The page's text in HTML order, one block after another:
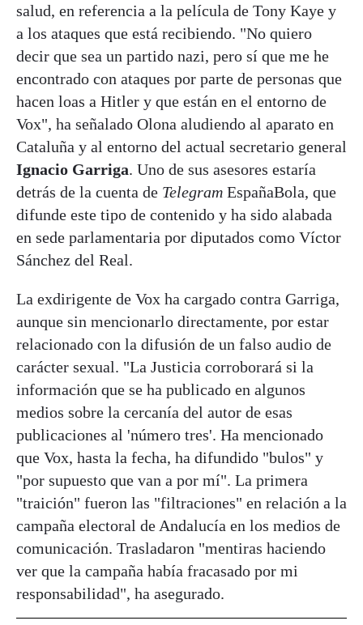
salud, en referencia a la película de Tony Kaye y
a los ataques que está recibiendo. "No quiero
decir que sea un partido nazi, pero sí que me he
encontrado con ataques por parte de personas que
hacen loas a Hitler y que están en el entorno de
Vox", ha señalado Olona aludiendo al aparato en
Cataluña y al entorno del actual secretario general
Ignacio Garriga. Uno de sus asesores estaría
detrás de la cuenta de Telegram EspañaBola, que
difunde este tipo de contenido y ha sido alabada
en sede parlamentaria por diputados como Víctor
Sánchez del Real.
La exdirigente de Vox ha cargado contra Garriga,
aunque sin mencionarlo directamente, por estar
relacionado con la difusión de un falso audio de
carácter sexual. "La Justicia corroborará si la
información que se ha publicado en algunos
medios sobre la cercanía del autor de esas
publicaciones al 'número tres'. Ha mencionado
que Vox, hasta la fecha, ha difundido "bulos" y
"por supuesto que van a por mí". La primera
"traición" fueron las "filtraciones" en relación a la
campaña electoral de Andalucía en los medios de
comunicación. Trasladaron "mentiras haciendo
ver que la campaña había fracasado por mi
responsabilidad", ha asegurado.